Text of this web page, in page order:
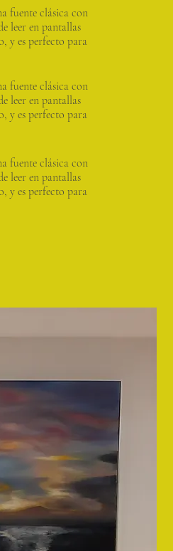
fuente clásica con
leer en pantallas
y es perfecto para
fuente clásica con
leer en pantallas
y es perfecto para
fuente clásica con
leer en pantallas
y es perfecto para